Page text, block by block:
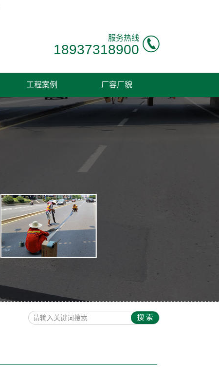
服务热线
18937318900
工程案例 厂容厂貌